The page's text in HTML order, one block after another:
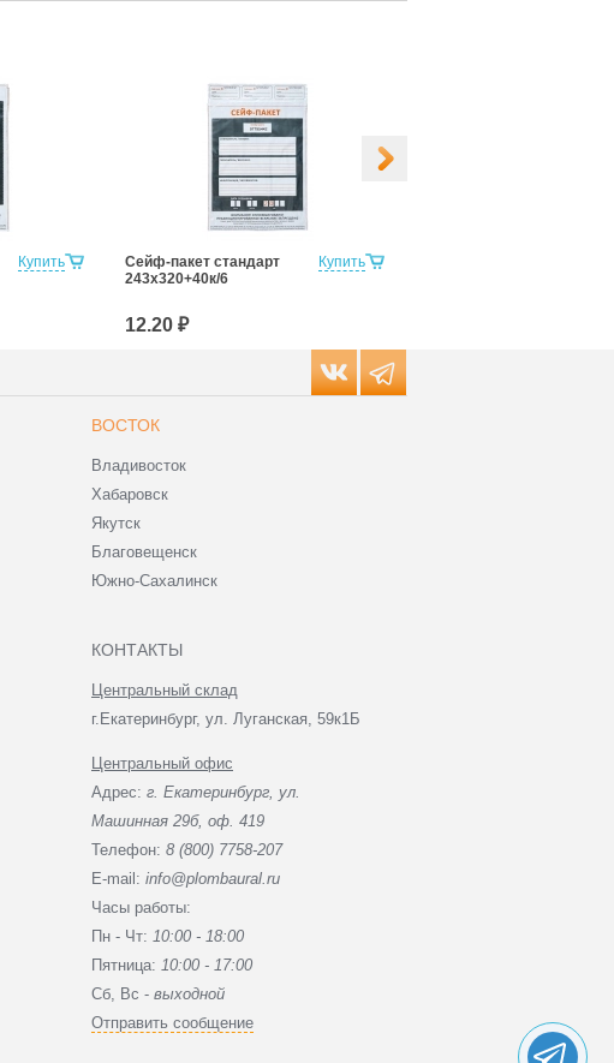
Купить Купить
Сейф-пакет стандарт
243х320+40к/6
12.20 ₽
ВОСТОК
Владивосток
Хабаровск
Якутск
Благовещенск
Южно-Сахалинск
КОНТАКТЫ
Центральный склад
г.Екатеринбург, ул. Луганская, 59к1Б
Центральный офис
Адрес: г. Екатеринбург, ул.
Машинная 29б, оф. 419
Телефон: 8 (800) 7758-207
E-mail: info@plombaural.ru
Часы работы:
Пн - Чт: 10:00 - 18:00
Пятница: 10:00 - 17:00
Сб, Вc - выходной
Отправить сообщение